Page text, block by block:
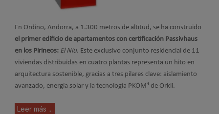
En Ordino, Andorra, a 1.300 metros de altitud, se ha construido
el primer edificio de apartamentos con certificación Passivhaus
en los Pirineos: El Niu. Este exclusivo conjunto residencial de 11
viviendas distribuidas en cuatro plantas representa un hito en
arquitectura sostenible, gracias a tres pilares clave: aislamiento
avanzado, energía solar y la tecnología PKOM⁴ de Orkli.
Leer más ...